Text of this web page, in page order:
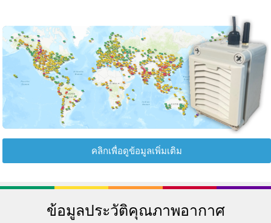
คลิกเพื่อดูข้อมูลเพิ่มเติม
ข้อมูลประวัติคุณภาพอากาศ